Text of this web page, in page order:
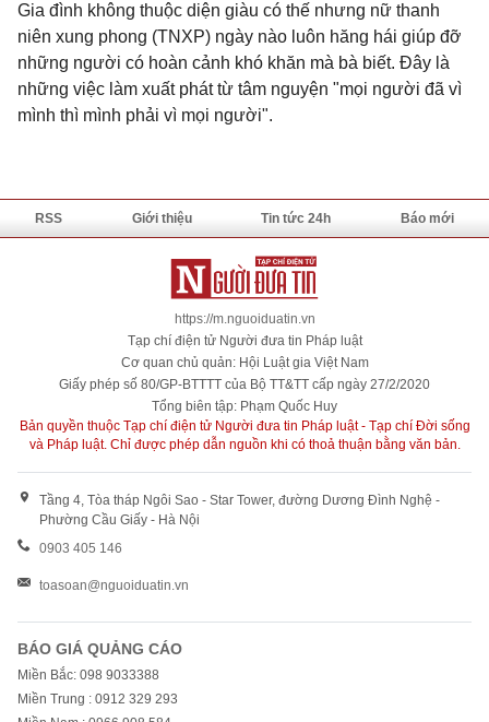
Gia đình không thuộc diện giàu có thế nhưng nữ thanh
niên xung phong (TNXP) ngày nào luôn hăng hái giúp đỡ
những người có hoàn cảnh khó khăn mà bà biết. Đây là
những việc làm xuất phát từ tâm nguyện "mọi người đã vì
mình thì mình phải vì mọi người".
RSS Giới thiệu Tin tức 24h Báo mới
https://m.nguoiduatin.vn
Tạp chí điện tử Người đưa tin Pháp luật
Cơ quan chủ quản: Hội Luật gia Việt Nam
Giấy phép số 80/GP-BTTTT của Bộ TT&TT cấp ngày 27/2/2020
Tổng biên tập: Phạm Quốc Huy
Bản quyền thuộc Tạp chí điện tử Người đưa tin Pháp luật - Tạp chí Đời sống
và Pháp luật. Chỉ được phép dẫn nguồn khi có thoả thuận bằng văn bản.
Tầng 4, Tòa tháp Ngôi Sao - Star Tower, đường Dương Đình Nghệ -
Phường Cầu Giấy - Hà Nội
0903 405 146
toasoan@nguoiduatin.vn
BÁO GIÁ QUẢNG CÁO
Miền Bắc: 098 9033388
Miền Trung : 0912 329 293